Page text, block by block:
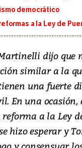
democrático
a la Ley de
dijo que
similar a la
una fuerte
En una
a la Ley
hizo esperar y